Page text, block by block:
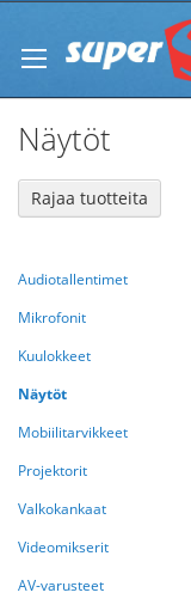
Content
Näytöt
Audiotallentimet
Mikrofonit
Kuulokkeet
Näytöt
Mobiilitarvikkeet
Projektorit
Valkokankaat
Videomikserit
AV-varusteet
Rajaa tuotteita